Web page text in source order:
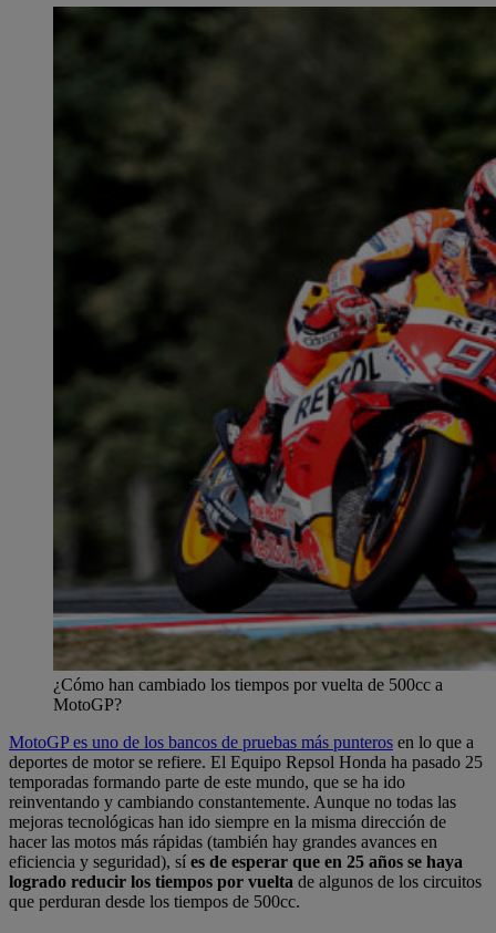
¿Cómo han cambiado los tiempos por vuelta de 500cc a
MotoGP?
MotoGP es uno de los bancos de pruebas más punteros en lo que a
deportes de motor se refiere. El Equipo Repsol Honda ha pasado 25
temporadas formando parte de este mundo, que se ha ido
reinventando y cambiando constantemente. Aunque no todas las
mejoras tecnológicas han ido siempre en la misma dirección de
hacer las motos más rápidas (también hay grandes avances en
eficiencia y seguridad), sí es de esperar que en 25 años se haya
logrado reducir los tiempos por vuelta de algunos de los circuitos
que perduran desde los tiempos de 500cc.